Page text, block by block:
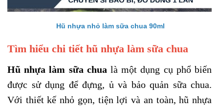
Hũ nhựa nhỏ làm sữa chua 90ml
Tìm hiểu chi tiết hũ nhựa làm sữa chua
Hũ nhựa làm sữa chua là một dụng cụ phổ biến
được sử dụng để đựng, ủ và bảo quản sữa chua.
Với thiết kế nhỏ gọn, tiện lợi và an toàn, hũ nhựa